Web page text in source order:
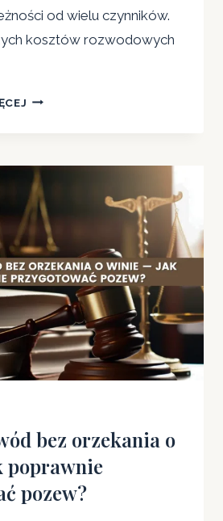
od wielu czynników.
kosztów rozwodowych
ILE
CO
WPŁYWA
NA
CAŁKOWITE
KOSZTY
ROZWODU?
bez orzekania o
pozew?